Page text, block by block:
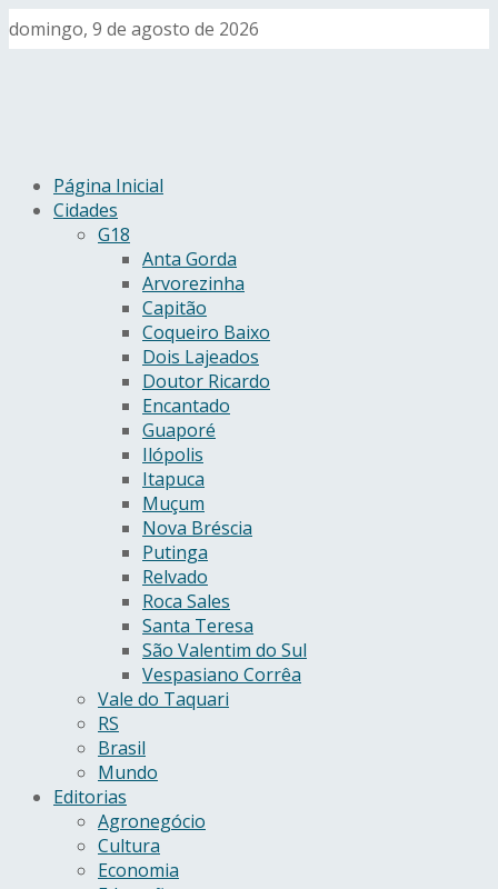
domingo, 9 de agosto de 2026
Página Inicial
Cidades
G18
Anta Gorda
Arvorezinha
Capitão
Coqueiro Baixo
Dois Lajeados
Doutor Ricardo
Encantado
Guaporé
Ilópolis
Itapuca
Muçum
Nova Bréscia
Putinga
Relvado
Roca Sales
Santa Teresa
São Valentim do Sul
Vespasiano Corrêa
Vale do Taquari
RS
Brasil
Mundo
Editorias
Agronegócio
Cultura
Economia